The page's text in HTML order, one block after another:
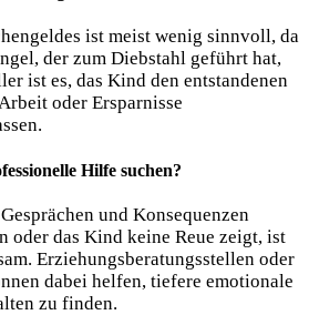
ist meist wenig sinnvoll, da
der zum Diebstahl geführt hat,
ist es, das Kind den entstandenen
oder Ersparnisse
Hilfe suchen?
und Konsequenzen
oder das Kind keine Reue zeigt, ist
Erziehungsberatungsstellen oder
dabei helfen, tiefere emotionale
zu finden.